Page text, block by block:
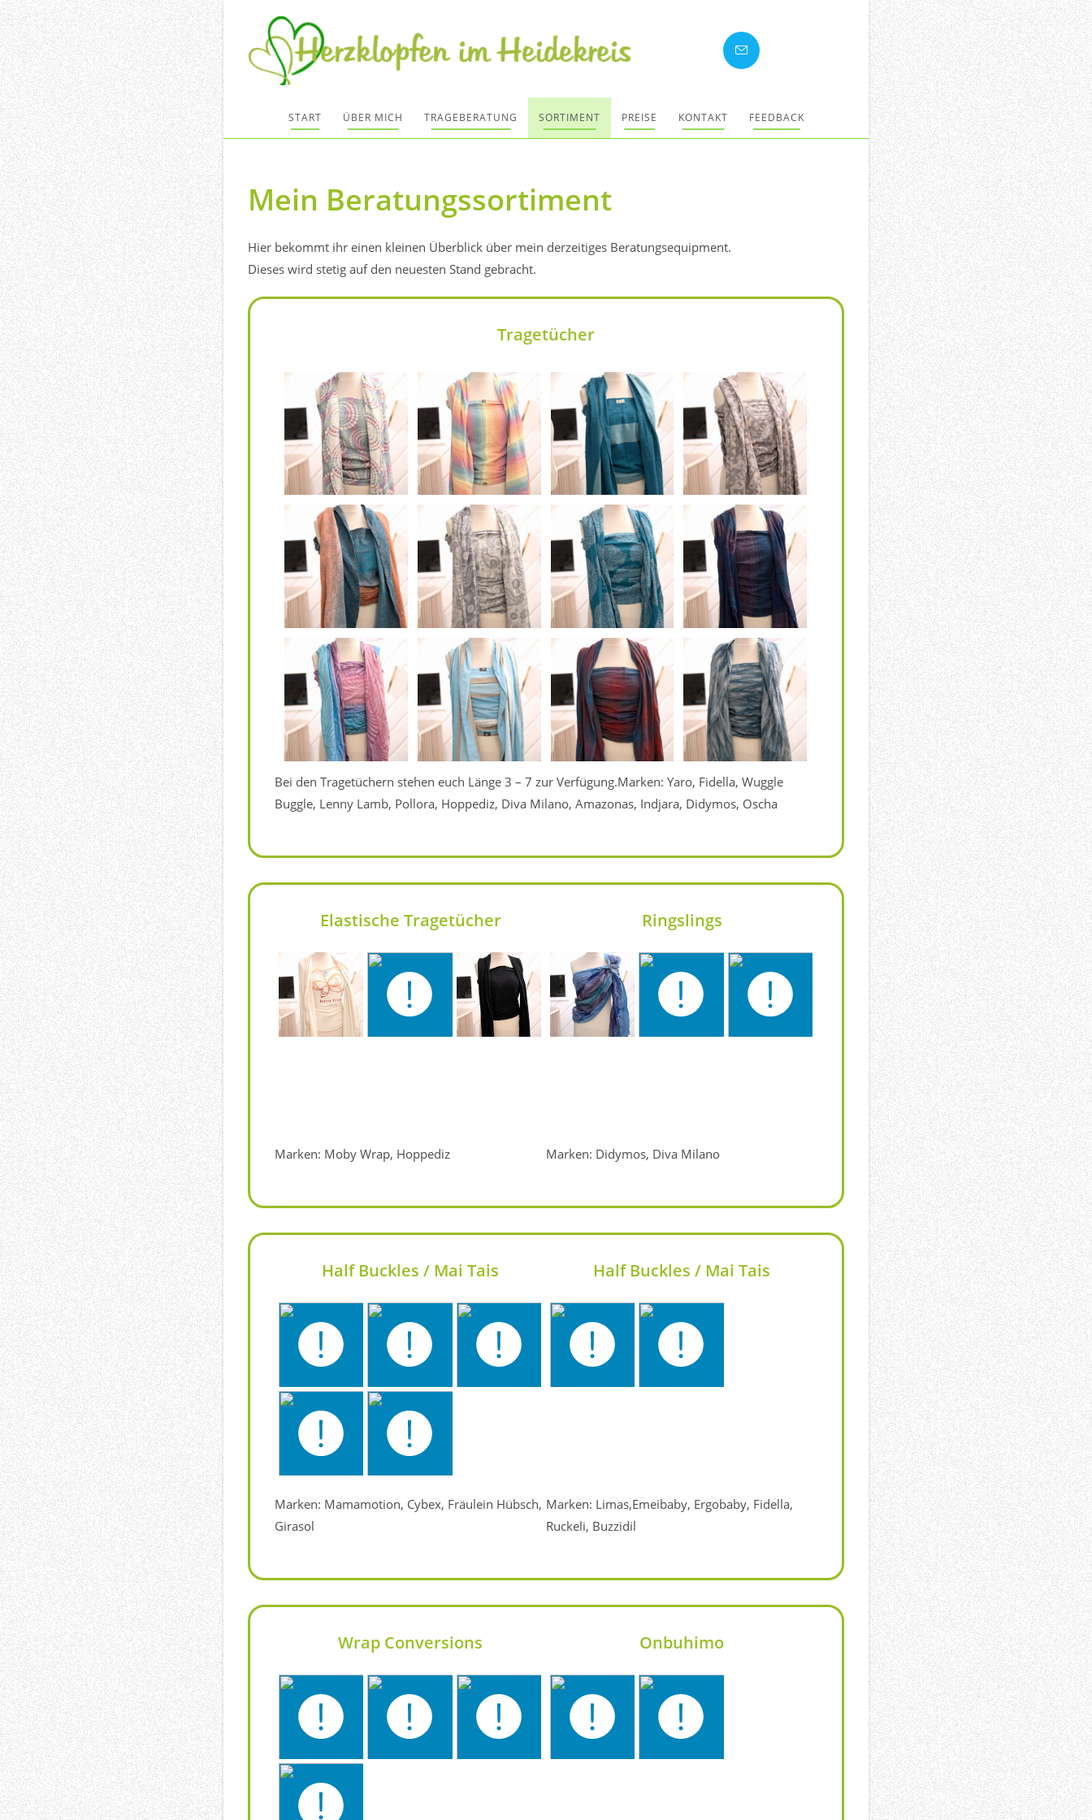
START ÜBER MICH TRAGEBERATUNG SORTIMENT PREISE KONTAKT FEEDBACK
Mein Beratungssortiment
Hier bekommt ihr einen kleinen Überblick über mein derzeitiges Beratungsequipment.
Dieses wird stetig auf den neuesten Stand gebracht.
Tragetücher
Bei den Tragetüchern stehen euch Länge 3 – 7 zur Verfügung.Marken: Yaro, Fidella, Wuggle
Buggle, Lenny Lamb, Pollora, Hoppediz, Diva Milano, Amazonas, Indjara, Didymos, Oscha
Elastische Tragetücher
Marken: Moby Wrap, Hoppediz
Ringslings
Marken: Didymos, Diva Milano
Half Buckles / Mai Tais
Marken: Mamamotion, Cybex, Fräulein Hübsch,
Girasol
Half Buckles / Mai Tais
Marken: Limas,Emeibaby, Ergobaby, Fidella,
Ruckeli, Buzzidil
Wrap Conversions Onbuhimo